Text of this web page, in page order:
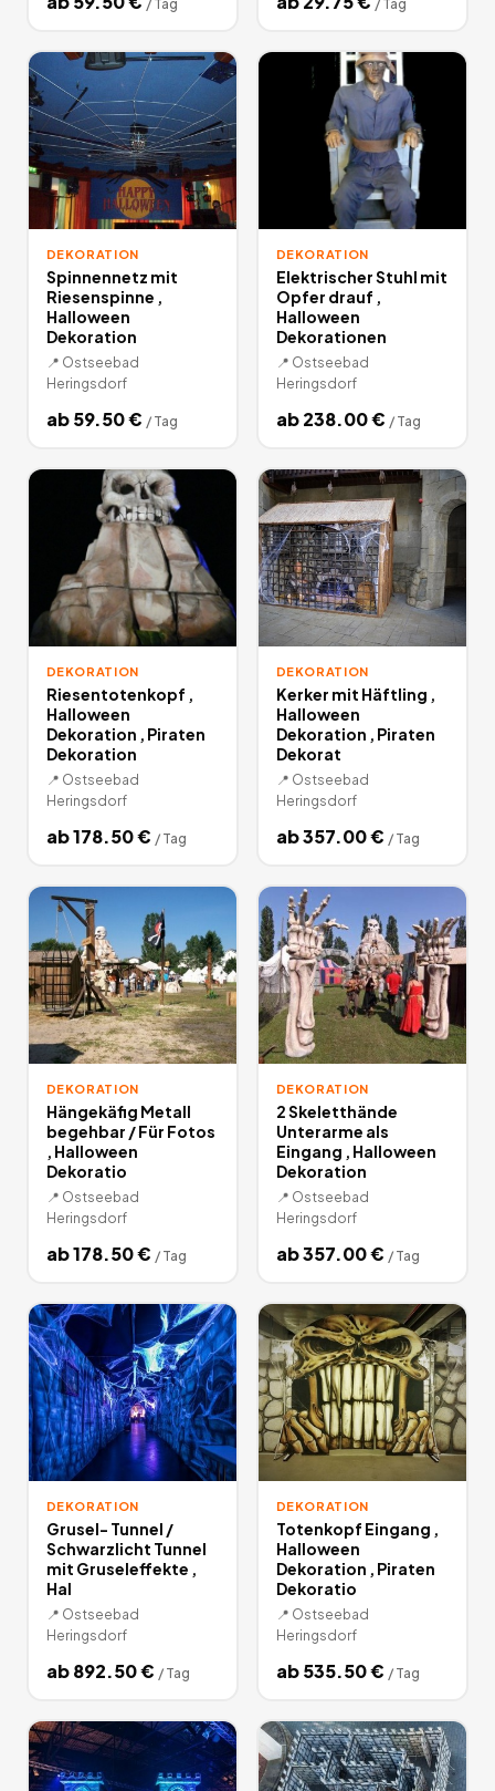
/ Tag / Tag
DEKORATION
Spinnennetz mit
Riesenspinne ,
Halloween
Dekoration
📍 Ostseebad
Heringsdorf
ab59.50€ / Tag
DEKORATION
Elektrischer Stuhl mit
Opfer drauf ,
Halloween
Dekorationen
📍 Ostseebad
Heringsdorf
ab238.00€ / Tag
DEKORATION
Riesentotenkopf ,
Halloween
Dekoration , Piraten
Dekoration
📍 Ostseebad
Heringsdorf
ab178.50€ / Tag
DEKORATION
Kerker mit Häftling ,
Halloween
Dekoration , Piraten
Dekorat
📍 Ostseebad
Heringsdorf
ab357.00€ / Tag
DEKORATION
Hängekäfig Metall
begehbar / Für Fotos
, Halloween
Dekoratio
📍 Ostseebad
Heringsdorf
ab178.50€ / Tag
DEKORATION
2 Skeletthände
Unterarme als
Eingang , Halloween
Dekoration
📍 Ostseebad
Heringsdorf
ab357.00€ / Tag
DEKORATION
Grusel- Tunnel /
Schwarzlicht Tunnel
mit Gruseleffekte ,
Hal
📍 Ostseebad
Heringsdorf
ab892.50€ / Tag
DEKORATION
Totenkopf Eingang ,
Halloween
Dekoration , Piraten
Dekoratio
📍 Ostseebad
Heringsdorf
ab535.50€ / Tag